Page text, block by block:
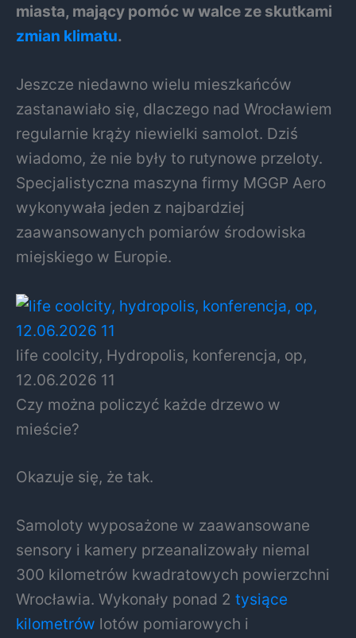
miasta, mający pomóc w walce ze skutkami
zmian klimatu.
Jeszcze niedawno wielu mieszkańców
zastanawiało się, dlaczego nad Wrocławiem
regularnie krąży niewielki samolot. Dziś
wiadomo, że nie były to rutynowe przeloty.
Specjalistyczna maszyna firmy MGGP Aero
wykonywała jeden z najbardziej
zaawansowanych pomiarów środowiska
miejskiego w Europie.
life coolcity, Hydropolis, konferencja, op,
12.06.2026 11
Czy można policzyć każde drzewo w
mieście?
Okazuje się, że tak.
Samoloty wyposażone w zaawansowane
sensory i kamery przeanalizowały niemal
300 kilometrów kwadratowych powierzchni
Wrocławia. Wykonały ponad 2 tysiące
kilometrów lotów pomiarowych i